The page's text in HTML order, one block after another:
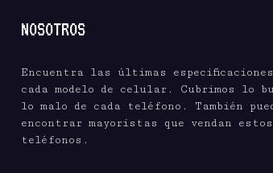
NOSOTROS
Encuentra las últimas
cada modelo de celular. Cubrimos lo
lo malo de cada teléfono. También
encontrar mayoristas que vendan estos
teléfonos.